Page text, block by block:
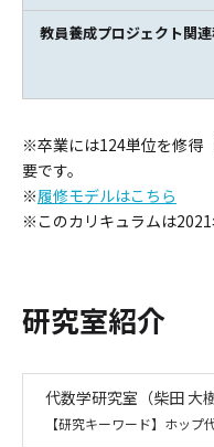
教員養成プロジェクト関連
※卒業には124単位を修得
要です。
※履修モデルはこちら
※このカリキュラムは2021
研究室紹介
代数学研究室 （柴田 大
【研究キーワード】ホッ